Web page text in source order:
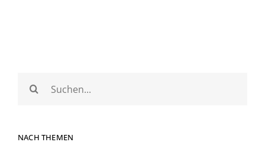
Suche
nach:
NACH THEMEN